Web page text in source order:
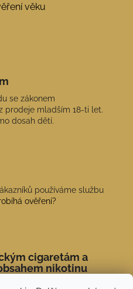
věku
se zákonem
prodeje mladším 18-ti let.
dosah dětí.
používáme službu
ověření?
cigaretám a
nikotinu